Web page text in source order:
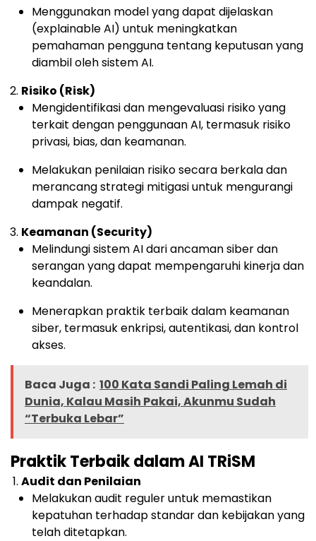
Menggunakan model yang dapat dijelaskan
(explainable AI) untuk meningkatkan
pemahaman pengguna tentang keputusan yang
diambil oleh sistem AI.
Risiko (Risk)
Mengidentifikasi dan mengevaluasi risiko yang
terkait dengan penggunaan AI, termasuk risiko
privasi, bias, dan keamanan.
Melakukan penilaian risiko secara berkala dan
merancang strategi mitigasi untuk mengurangi
dampak negatif.
Keamanan (Security)
Melindungi sistem AI dari ancaman siber dan
serangan yang dapat mempengaruhi kinerja dan
keandalan.
Menerapkan praktik terbaik dalam keamanan
siber, termasuk enkripsi, autentikasi, dan kontrol
akses.
Baca Juga : 100 Kata Sandi Paling Lemah di
Dunia, Kalau Masih Pakai, Akunmu Sudah
“Terbuka Lebar”
Praktik Terbaik dalam AI TRiSM
Audit dan Penilaian
Melakukan audit reguler untuk memastikan
kepatuhan terhadap standar dan kebijakan yang
telah ditetapkan.